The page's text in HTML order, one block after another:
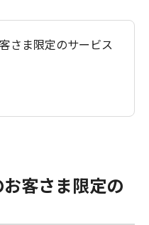
さま限定のサービス
客さま限定の